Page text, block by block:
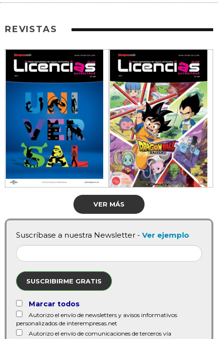
REVISTAS
VER MÁS
Suscríbase a nuestra Newsletter - Ver ejemplo
SUSCRIBIRME GRATIS
Marcar todos
Autorizo el envío de newsletters y avisos informativos
personalizados de interempresas.net
Autorizo el envío de comunicaciones de terceros vía